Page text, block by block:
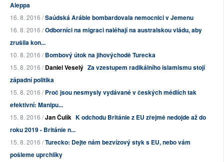
Aleppa
16. 8. 2016 /Saúdská Arábie bombardovala nemocnici v Jemenu
16. 8. 2016 /Odborníci na migraci naléhají na australskou vládu, aby
zrušila kon...
10. 8. 2016 /Bombový útok na jihovýchodě Turecka
15. 8. 2016 /Daniel Veselý Za vzestupem radikálního islamismu stojí
západní politika
15. 8. 2016 /Proč jsou nesmysly vydávané v českých médiích tak
efektivní: Manipu...
15. 8. 2016 /Jan Čulík K odchodu Británie z EU zřejmě nedojde až do
roku 2019 - Británie n...
15. 8. 2016 /Turecko: Dejte nám bezvízový styk s EU, nebo vám
pošleme uprchlíky